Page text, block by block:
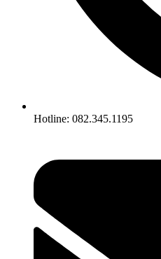
Hotline: 082.345.1195